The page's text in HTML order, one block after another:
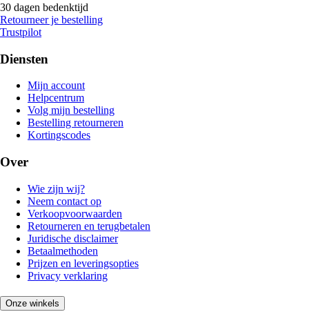
30 dagen bedenktijd
Retourneer je bestelling
Trustpilot
Diensten
Mijn account
Helpcentrum
Volg mijn bestelling
Bestelling retourneren
Kortingscodes
Over
Wie zijn wij?
Neem contact op
Verkoopvoorwaarden
Retourneren en terugbetalen
Juridische disclaimer
Betaalmethoden
Prijzen en leveringsopties
Privacy verklaring
Onze winkels